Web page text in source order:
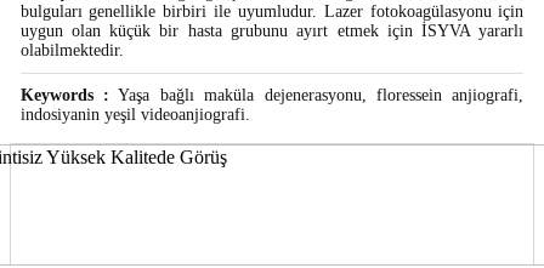
bulguları genellikle birbiri ile uyumludur. Lazer fotokoagülasyonu için
uygun olan küçük bir hasta grubunu ayırt etmek için İSYVA yararlı
olabilmektedir.
Keywords : Yaşa bağlı maküla dejenerasyonu, floressein anjiografi,
indosiyanin yeşil videoanjiografi.